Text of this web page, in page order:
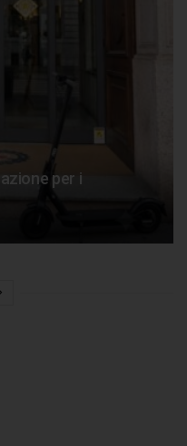
per i